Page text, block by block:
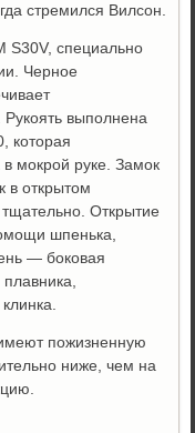
стремился Вилсон.
S30V, специально
Черное
выполнена
которая
мокрой руке. Замок
в открытом
Открытие
шпенька,
— боковая
пожизненную
ниже, чем на